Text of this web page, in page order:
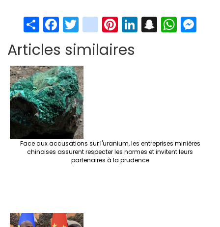
S
h
ar
e
Fa
ce
b
o
o
k
T
wi
tt
er
in
st
ag
Pi
er
Li S W
Articles similaires
Face aux accusations sur l'uranium, les entreprises minières
chinoises assurent respecter les normes et invitent leurs
partenaires à la prudence